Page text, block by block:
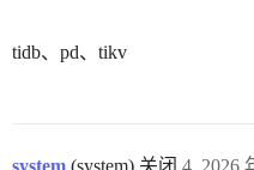
tidb、pd、tikv
system (system) 关闭 2026
4